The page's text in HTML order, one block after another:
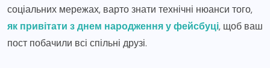
соціальних мережах, варто знати технічні нюанси того,
як привітати з днем народження у фейсбуці, щоб ваш
пост побачили всі спільні друзі.